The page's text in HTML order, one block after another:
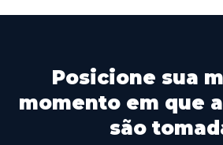
Posicione sua
momento em que
são